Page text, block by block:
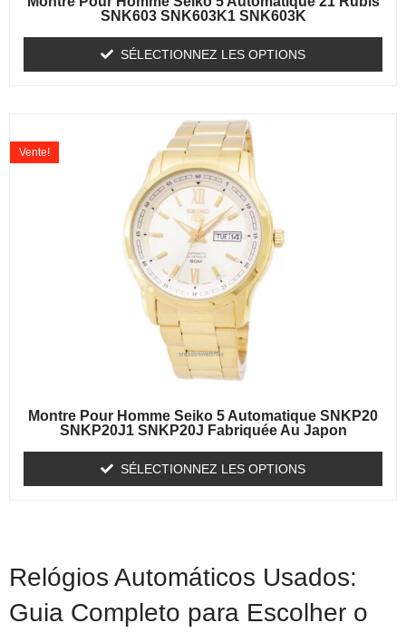
SNK603 SNK603K1 SNK603K
SÉLECTIONNEZ LES OPTIONS
Montre Pour Homme Seiko 5 Automatique SNKP20
SNKP20J1 SNKP20J Fabriquée Au Japon
Vente!
SÉLECTIONNEZ LES OPTIONS
Relógios Automáticos Usados:
Guia Completo para Escolher o